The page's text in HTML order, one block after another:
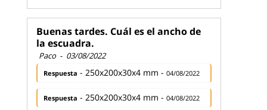
Buenas tardes. Cuál es el ancho de
la escuadra.
Paco - 03/08/2022
Respuesta - 250x200x30x4 mm - 04/08/2022
Respuesta - 250x200x30x4 mm - 04/08/2022